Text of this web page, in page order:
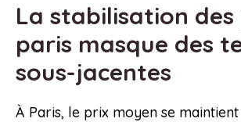
La stabilisation des
paris masque des
sous-jacentes
À Paris, le prix moyen se